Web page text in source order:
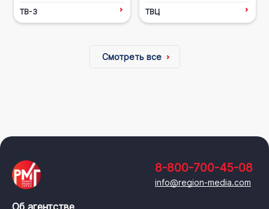
ТВ-3 ТВЦ
Смотреть все
8-800-700-45-08
info@region-media.com
Об агентстве